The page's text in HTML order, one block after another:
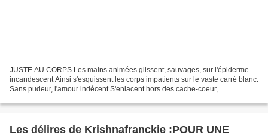
JUSTE AU CORPS Les mains animées glissent, sauvages, sur l'épiderme
incandescent Ainsi s'esquissent les corps impatients sur le vaste carré blanc.
Sans pudeur, l'amour indécent S'enlacent hors des cache-coeur,
Les délires de Krishnafranckie :POUR UNE